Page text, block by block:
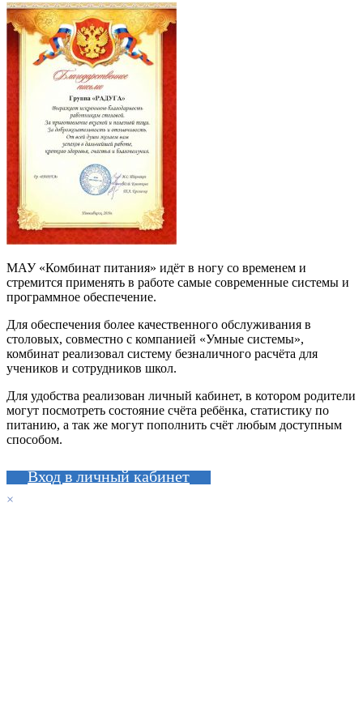
МАУ «Комбинат питания» идёт в ногу со временем и
стремится применять в работе самые современные системы и
программное обеспечение.
Для обеспечения более качественного обслуживания в
столовых, совместно с компанией «Умные системы»,
комбинат реализовал систему безналичного расчёта для
учеников и сотрудников школ.
Для удобства реализован личный кабинет, в котором родители
могут посмотреть состояние счёта ребёнка, статистику по
питанию, а так же могут пополнить счёт любым доступным
способом.
Вход в личный кабинет
×